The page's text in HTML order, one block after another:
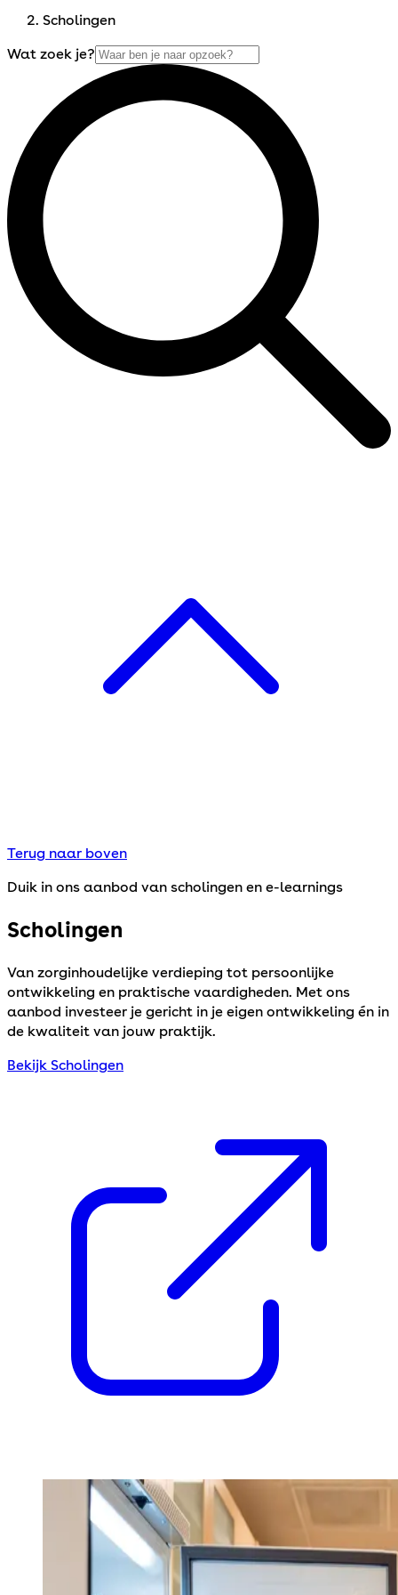
Scholingen
Wat zoek je?
Terug naar boven
Duik in ons aanbod van scholingen en e-learnings
Scholingen
Van zorginhoudelijke verdieping tot persoonlijke
ontwikkeling en praktische vaardigheden. Met ons
aanbod investeer je gericht in je eigen ontwikkeling én in
de kwaliteit van jouw praktijk.
Bekijk Scholingen